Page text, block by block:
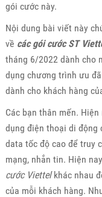
gói cước này.
Nội dung bài viết này
về các gói cước ST
tháng 6/2022 dành cho
dụng chương trình ưu
dành cho khách hàng
Các bạn thân mến.
dụng điện thoại di động
data tốc độ cao để truy
mạng, nhắn tin. Hiện
cước Viettelkhác nhau
của mỗi khách hàng.